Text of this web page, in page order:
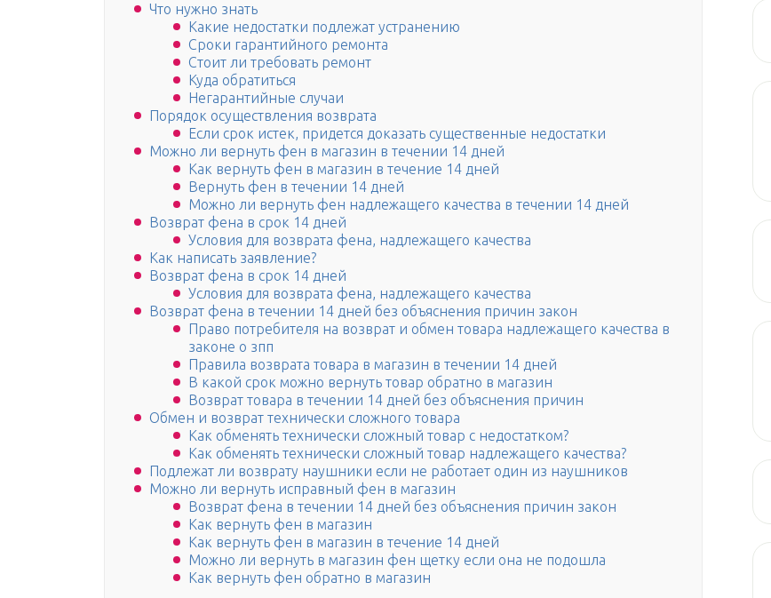
Что нужно знать
Какие недостатки подлежат устранению
Сроки гарантийного ремонта
Стоит ли требовать ремонт
Куда обратиться
Негарантийные случаи
Порядок осуществления возврата
Если срок истек, придется доказать существенные недостатки
Можно ли вернуть фен в магазин в течении 14 дней
Как вернуть фен в магазин в течение 14 дней
Вернуть фен в течении 14 дней
Можно ли вернуть фен надлежащего качества в течении 14 дней
Возврат фена в срок 14 дней
Условия для возврата фена, надлежащего качества
Как написать заявление?
Возврат фена в срок 14 дней
Условия для возврата фена, надлежащего качества
Возврат фена в течении 14 дней без объяснения причин закон
Право потребителя на возврат и обмен товара надлежащего качества в
законе о зпп
Правила возврата товара в магазин в течении 14 дней
В какой срок можно вернуть товар обратно в магазин
Возврат товара в течении 14 дней без объяснения причин
Обмен и возврат технически сложного товара
Как обменять технически сложный товар с недостатком?
Как обменять технически сложный товар надлежащего качества?
Подлежат ли возврату наушники если не работает один из наушников
Можно ли вернуть исправный фен в магазин
Возврат фена в течении 14 дней без объяснения причин закон
Как вернуть фен в магазин
Как вернуть фен в магазин в течение 14 дней
Можно ли вернуть в магазин фен щетку если она не подошла
Как вернуть фен обратно в магазин